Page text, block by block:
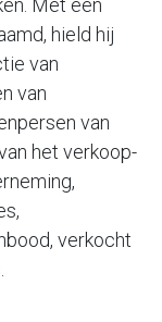
hield hij
van
van
van
het verkoop-
verkocht